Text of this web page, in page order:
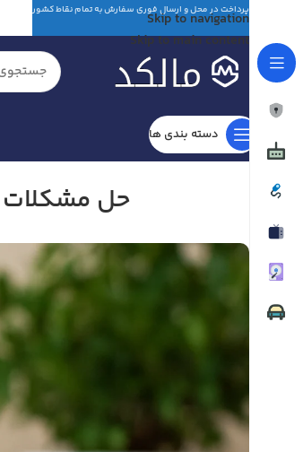
Skip to navigation
Skip to main content
دسته بندی ها
حل مشکلات
پرداخت در محل و ارسال فوری سفارش به تمام نقاط کشور